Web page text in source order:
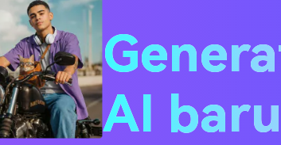
Anda buat
hug me
AI baru